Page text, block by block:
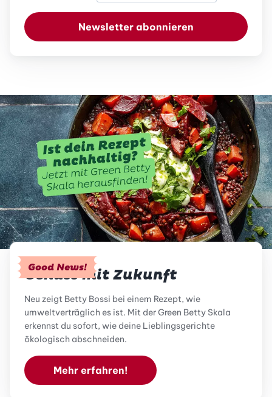
Newsletter abonnieren
Good News!
Genuss mit Zukunft
Neu zeigt Betty Bossi bei einem Rezept, wie
umweltverträglich es ist. Mit der Green Betty Skala
erkennst du sofort, wie deine Lieblingsgerichte
ökologisch abschneiden.
Mehr erfahren!